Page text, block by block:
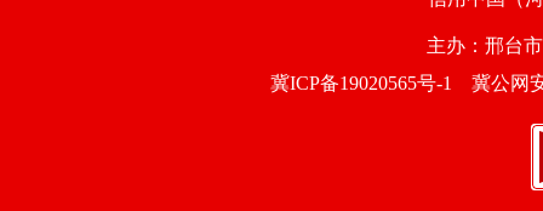
主办：邢
冀ICP备19020565号-1
冀公网